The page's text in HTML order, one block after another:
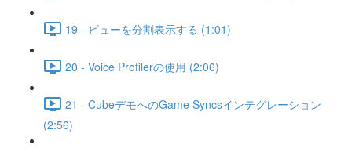
19 - ビューを分割表示する (1:01)
20 - Voice Profilerの使用 (2:06)
21 - CubeデモへのGame Syncsインテグレーション
(2:56)